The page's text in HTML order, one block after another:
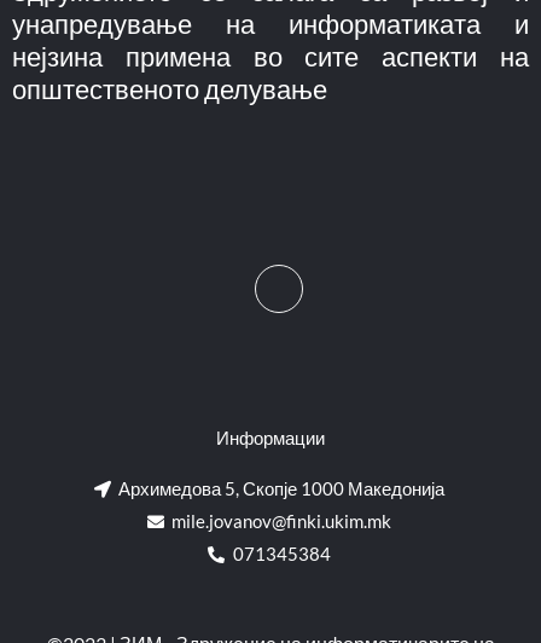
унапредување на информатиката и
нејзина примена во сите аспекти на
општественото делување
Информации
Архимедова 5, Скопје 1000 Македонија
mile.jovanov@finki.ukim.mk​
071345384